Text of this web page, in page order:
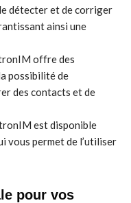
détecter et de corriger
ainsi une
offre des
possibilité de
des contacts et de
est disponible
vous permet de l’utiliser
pour vos